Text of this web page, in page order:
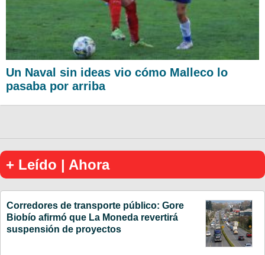
Un Naval sin ideas vio cómo Malleco lo
pasaba por arriba
+ Leído | Ahora
Corredores de transporte público: Gore
Biobío afirmó que La Moneda revertirá
suspensión de proyectos